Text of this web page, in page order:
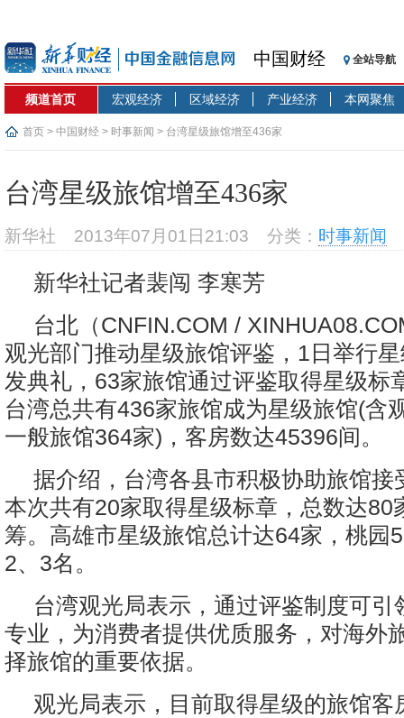
中国财经 全站导航
频道首页 宏观经济 区域经济 产业经济 本网聚焦
首页 > 中国财经 > 时事新闻 > 台湾星级旅馆增至436家
台湾星级旅馆增至436家
新华社 2013年07月01日21:03 分类： 时事新闻
新华社记者裴闯 李寒芳
台北（CNFIN.COM /
观光部门推动星级旅馆评鉴，1日举行
发典礼，63家旅馆通过评鉴取得星级标
台湾总共有436家旅馆成为星级旅馆(含
一般旅馆364家)，客房数达45396间。
据介绍，台湾各县市积极协助旅馆接
本次共有20家取得星级标章，总数达80
筹。高雄市星级旅馆总计达64家，桃园
2、3名。
台湾观光局表示，通过评鉴制度可引
专业，为消费者提供优质服务，对海外
择旅馆的重要依据。
观光局表示，目前取得星级的旅馆客